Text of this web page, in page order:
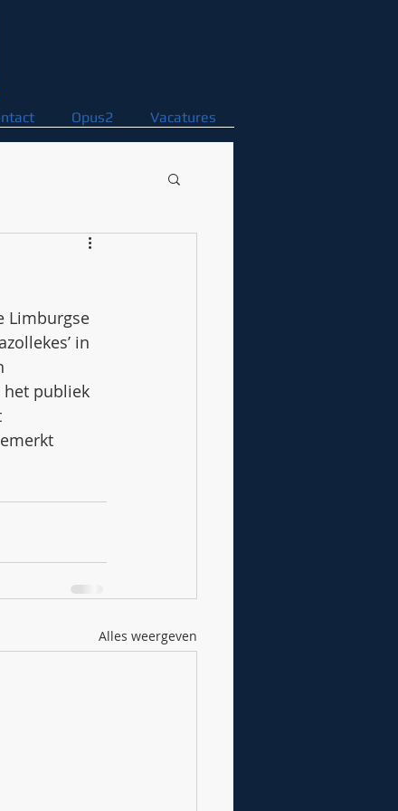
Opus2 Vacatures
Limburgse
in
het publiek
Alles weergeven